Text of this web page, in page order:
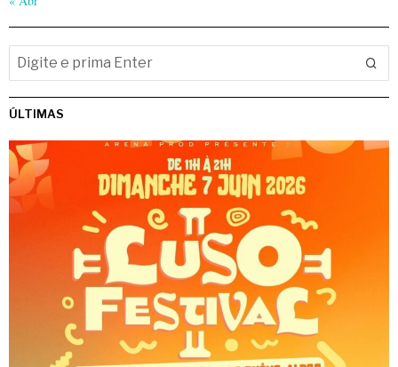
ÚLTIMAS